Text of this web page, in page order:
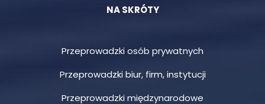
NA SKRÓTY
Przeprowadzki osób prywatnych
Przeprowadzki biur, firm, instytucji
Przeprowadzki międzynarodowe